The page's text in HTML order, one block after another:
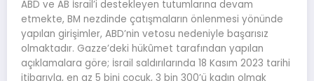
ABD ve AB İsrail’i destekleyen tutumlarına devam
etmekte, BM nezdinde çatışmaların önlenmesi yönünde
yapılan girişimler, ABD’nin vetosu nedeniyle başarısız
olmaktadır. Gazze’deki hükûmet tarafından yapılan
açıklamalara göre; İsrail saldırılarında 18 Kasım 2023 tarihi
itibarıyla, en az 5 bini çocuk, 3 bin 300’ü kadın olmak